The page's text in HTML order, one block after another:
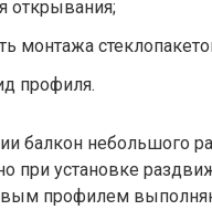
открывания;
монтажа
профиля.
балкон небольшого
при установке
профилем